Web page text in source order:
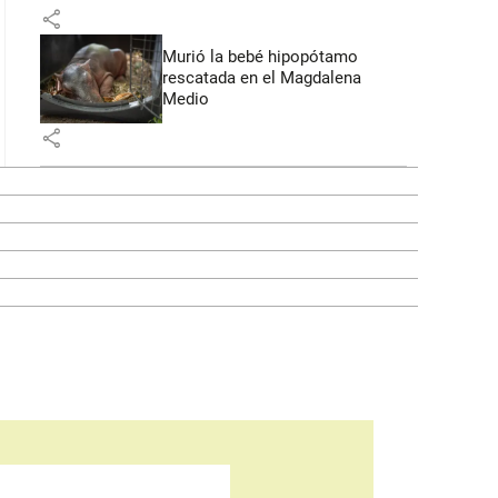
share
Murió la bebé hipopótamo
rescatada en el Magdalena
Medio
share